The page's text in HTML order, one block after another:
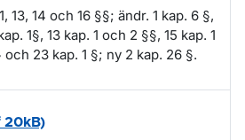
13, 14 och 16 §§; ändr. 1 kap. 6 §,
1§, 13 kap. 1 och 2 §§, 15 kap. 1
och 23 kap. 1 §; ny 2 kap. 26 §.
20kB)